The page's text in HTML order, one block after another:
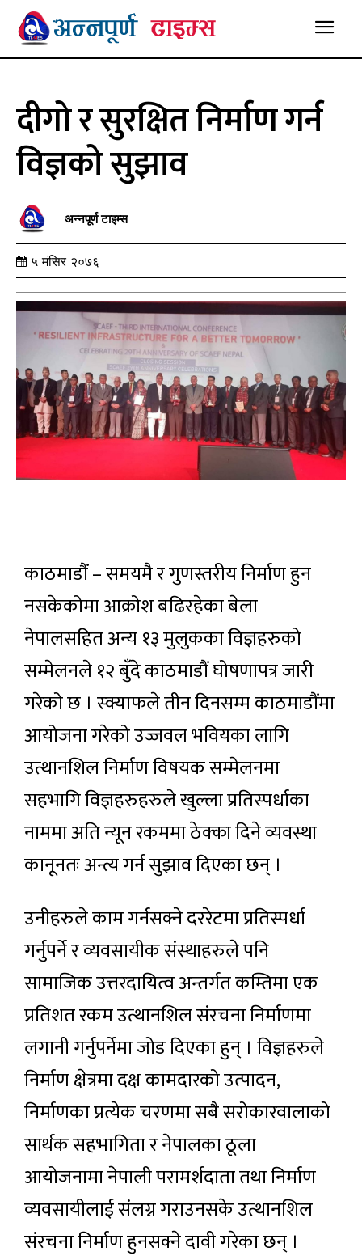
दीगो र सुरक्षित निर्माण गर्न
विज्ञको सुझाव
अन्नपूर्ण टाइम्स
५ मंसिर २०७६
काठमाडौं – समयमै र गुणस्तरीय निर्माण हुन
नसकेकोमा आक्रोश बढिरहेका बेला
नेपालसहित अन्य १३ मुलुकका विज्ञहरुको
सम्मेलनले १२ बुँदे काठमाडौं घोषणापत्र जारी
गरेको छ । स्क्याफले तीन दिनसम्म काठमाडौंमा
आयोजना गरेको उज्जवल भवियका लागि
उत्थानशिल निर्माण विषयक सम्मेलनमा
सहभागि विज्ञहरुहरुले खुल्ला प्रतिस्पर्धाका
नाममा अति न्यून रकममा ठेक्का दिने व्यवस्था
कानूनतः अन्त्य गर्न सुझाव दिएका छन् ।
उनीहरुले काम गर्नसक्ने दररेटमा प्रतिस्पर्धा
गर्नुपर्ने र व्यवसायीक संस्थाहरुले पनि
सामाजिक उत्तरदायित्व अन्तर्गत कम्तिमा एक
प्रतिशत रकम उत्थानशिल संरचना निर्माणमा
लगानी गर्नुपर्नेमा जोड दिएका हुन् । विज्ञहरुले
निर्माण क्षेत्रमा दक्ष कामदारको उत्पादन,
निर्माणका प्रत्येक चरणमा सबै सरोकारवालाको
सार्थक सहभागिता र नेपालका ठूला
आयोजनामा नेपाली परामर्शदाता तथा निर्माण
व्यवसायीलाई संलग्न गराउनसके उत्थानशिल
संरचना निर्माण हुनसक्ने दावी गरेका छन् ।